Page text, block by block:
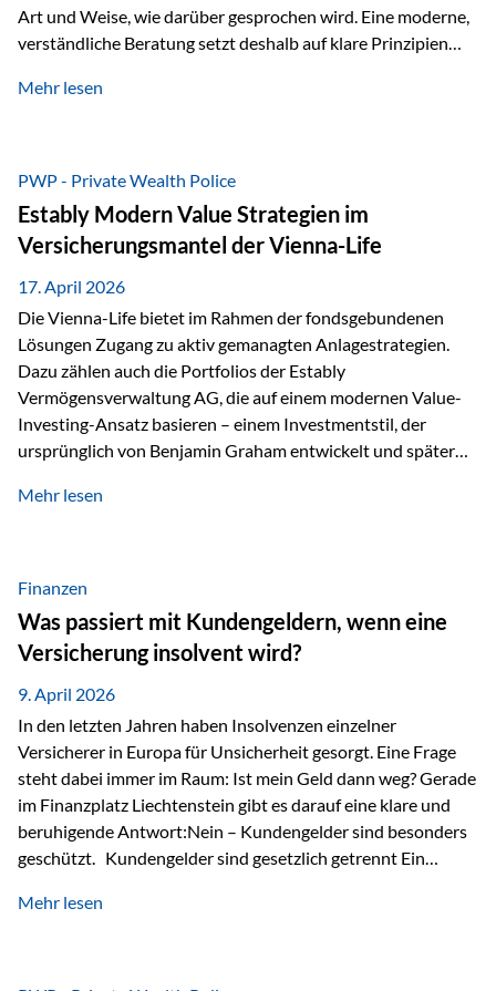
Art und Weise, wie darüber gesprochen wird. Eine moderne,
verständliche Beratung setzt deshalb auf klare Prinzipien
fünf zentrale Faktoren: eine saubere Struktur, breite
diesem Thema liefern unter anderem die praxisnahen
Ansätze von Finanzexperte Klaus Rost, der seit vielen Jahren
für eine verständliche und…
Mehr lesen
PWP - Private Wealth Police
Estably Modern Value Strategien im
Versicherungsmantel der Vienna-Life
17. April 2026
Die Vienna-Life bietet im Rahmen der fondsgebundenen
Lösungen Zugang zu aktiv gemanagten Anlagestrategien.
Dazu zählen auch die Portfolios der Estably
Vermögensverwaltung AG, die auf einem modernen Value-
Investing-Ansatz basieren – einem Investmentstil, der
ursprünglich von Benjamin Graham entwickelt und später
Modernes Value Investing als Grundlage Der
Fokus stehen Unternehmen, deren Börsenkurs unter ihrem
inneren Wert liegt. Neben klassischen
Bewertungskennzahlen werden auch qualitative Faktoren
wie Geschäftsmodell, Wettbewerbsvorteile und
Managementqualität…
Mehr lesen
Finanzen
Was passiert mit Kundengeldern, wenn eine
Versicherung insolvent wird?
9. April 2026
In den letzten Jahren haben Insolvenzen einzelner
Versicherer in Europa für Unsicherheit gesorgt. Eine Frage
steht dabei immer im Raum: Ist mein Geld dann weg? Gerade
im Finanzplatz Liechtenstein gibt es darauf eine klare und
beruhigende Antwort:Nein – Kundengelder sind besonders
geschützt. Kundengelder sind gesetzlich getrennt Ein
sogenannte Sondermasse. Das bedeutet:Die
Mehr lesen